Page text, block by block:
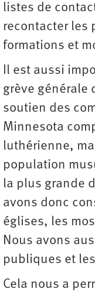
listes de
recontacter les
formations et
Il est aussi
grève générale
soutien des
Minnesota
luthérienne,
population
la plus grande
avons donc
églises, les
Nous avons
publiques et
Cela nous a